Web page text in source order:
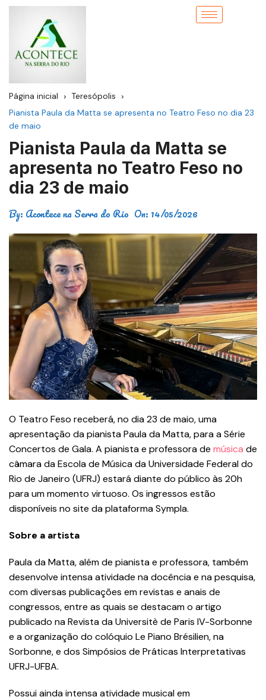
Página inicial
Teresópolis
Pianista Paula da Matta se apresenta no Teatro Feso no dia 23
de maio
Pianista Paula da Matta se
apresenta no Teatro Feso no
dia 23 de maio
By: Acontece na Serra do Rio On: 14/05/2026
O Teatro Feso receberá, no dia 23 de maio, uma
apresentação da pianista Paula da Matta, para a Série
Concertos de Gala. A pianista e professora de música de
câmara da Escola de Música da Universidade Federal do
Rio de Janeiro (UFRJ) estará diante do público às 20h
para um momento virtuoso. Os ingressos estão
disponíveis no site da plataforma Sympla.
Sobre a artista
Paula da Matta, além de pianista e professora, também
desenvolve intensa atividade na docência e na pesquisa,
com diversas publicações em revistas e anais de
congressos, entre as quais se destacam o artigo
publicado na Revista da Universitè de Paris IV-Sorbonne
e a organização do colóquio Le Piano Brésilien, na
Sorbonne, e dos Simpósios de Práticas Interpretativas
UFRJ-UFBA.
Possui ainda intensa atividade musical em